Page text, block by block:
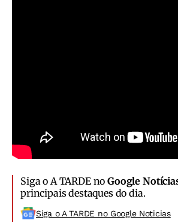
Siga o A TARDE noGoogle
principais destaques do dia.
Siga o A TARDE no Google Noticias